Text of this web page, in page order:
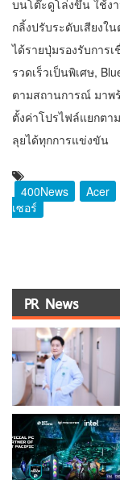
บนโต๊ะดูโล่งขึ้น ใช้ง
กลิ้งปรับระดับเสียงใ
ได้รายปุ่มรองรับการ
รวดเร็วเป็นพิเศษ,
ตามสถานการณ์ มาพ
ตั้งค่าโปรไฟล์แยกตา
ลุยได้ทุกการแข่งขัน
400News Acer
เซอร์
PR News